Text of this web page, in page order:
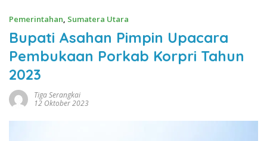
Pemerintahan, Sumatera Utara
Bupati Asahan Pimpin Upacara
Pembukaan Porkab Korpri Tahun
2023
Tiga Serangkai
12 Oktober 2023